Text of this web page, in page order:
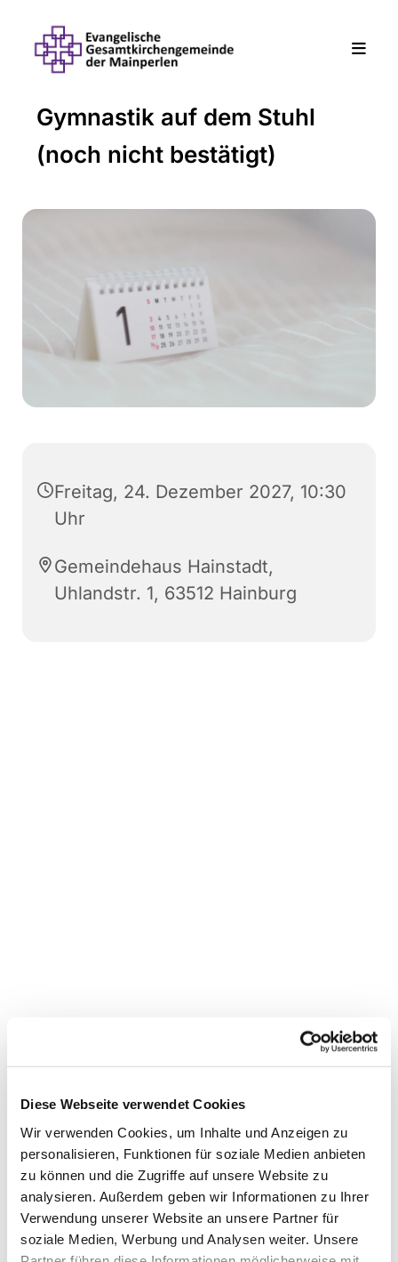
Diese Webseite verwendet Cookies
Wir verwenden Cookies, um Inhalte und Anzeigen zu
personalisieren, Funktionen für soziale Medien anbieten
zu können und die Zugriffe auf unsere Website zu
analysieren. Außerdem geben wir Informationen zu Ihrer
Verwendung unserer Website an unsere Partner für
soziale Medien, Werbung und Analysen weiter. Unsere
Gymnastik auf dem Stuhl
(noch nicht bestätigt)
Freitag, 24. Dezember 2027, 10:30
Uhr
Gemeindehaus Hainstadt,
Uhlandstr. 1, 63512 Hainburg
Dies könnte Sie auch
interessieren